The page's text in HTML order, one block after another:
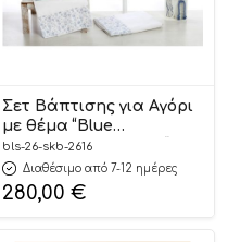
Σετ Βάπτισης για Αγόρι
με θέμα “Blue
Monogram Heritage”
ΣΚΒ-2616, Bellissimo
bls-26-skb-2616
Διαθέσιμο από 7-12 ημέρες
280,00 €